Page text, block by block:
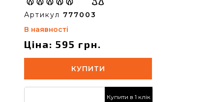
Артикул 777003
В наявності
Ціна: 595 грн.
КУПИТИ
Купити в 1 клік